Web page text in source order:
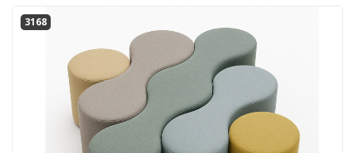
3168